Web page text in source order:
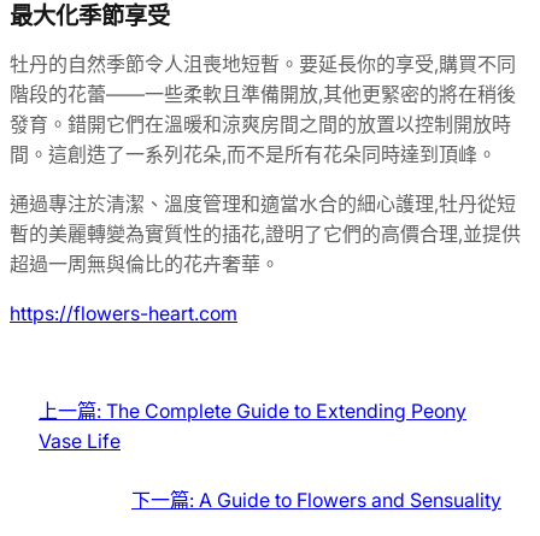
最大化季節享受
牡丹的自然季節令人沮喪地短暫。要延長你的享受,購買不同
階段的花蕾——一些柔軟且準備開放,其他更緊密的將在稍後
發育。錯開它們在溫暖和涼爽房間之間的放置以控制開放時
間。這創造了一系列花朵,而不是所有花朵同時達到頂峰。
通過專注於清潔、溫度管理和適當水合的細心護理,牡丹從短
暫的美麗轉變為實質性的插花,證明了它們的高價合理,並提供
超過一周無與倫比的花卉奢華。
https://flowers-heart.com
上一篇: The Complete Guide to Extending Peony
Vase Life
下一篇: A Guide to Flowers and Sensuality